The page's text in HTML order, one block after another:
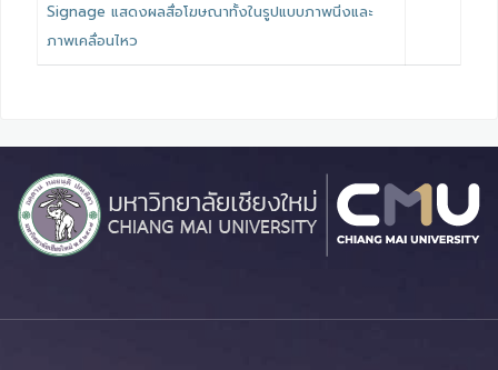
Signage แสดงผลสื่อโฆษณาทั้งในรูปแบบภาพนิ่งและ
ภาพเคลื่อนไหว